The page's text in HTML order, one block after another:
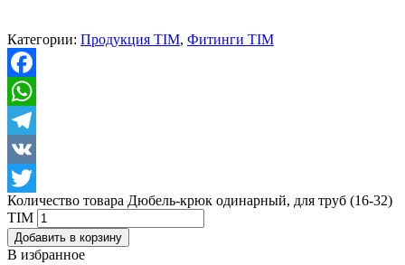
Категории: Продукция TIM, Фитинги TIM
Facebook
WhatsApp
Telegram
VK
Twitter
Количество товара Дюбель-крюк одинарный, для труб (16-32)
TIM
Добавить в корзину
В избранное